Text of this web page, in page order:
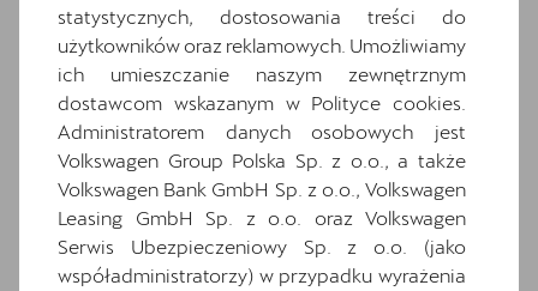
Wybrane elementy
wyposażenia
Ten samochód bazuje na wersji Formentor.
Zapoznaj się z wybranymi elementami jego
wyposażenia. O pełną specyfikację zapytaj
dealera.
statystycznych, dostosowania treści do
użytkowników oraz reklamowych. Umożliwiamy
ich umieszczanie naszym zewnętrznym
dostawcom wskazanym w Polityce cookies.
Administratorem danych osobowych jest
Volkswagen Group Polska Sp. z o.o., a także
Volkswagen Bank GmbH Sp. z o.o., Volkswagen
Leasing GmbH Sp. z o.o. oraz Volkswagen
Serwis Ubezpieczeniowy Sp. z o.o. (jako
współadministratorzy) w przypadku wyrażenia